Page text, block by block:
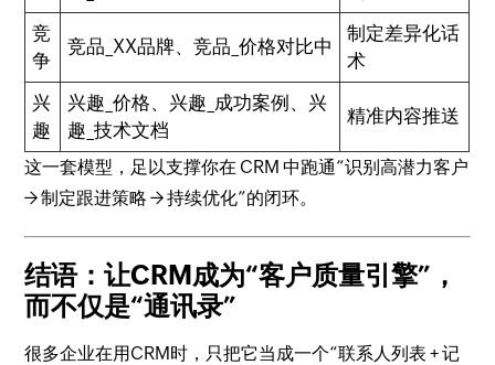
竞
争
竞品_XX品牌、竞品_价格对比中
制定差异化话
术
兴
趣
兴趣_价格、兴趣_成功案例、兴
趣_技术文档
精准内容推送
这一套模型，足以支撑你在 CRM 中跑通“识别高潜力客户
→ 制定跟进策略 → 持续优化”的闭环。
结语：让CRM成为“客户质量引擎”，
而不仅是“通讯录”
很多企业在用CRM时，只把它当成一个“联系人列表 + 记